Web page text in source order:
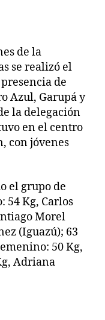
de la
se realizó el
de
Azul, Garupá y
la delegación
en el centro
con jóvenes
el grupo de
54 Kg, Carlos
Morel
(Iguazú); 63
50 Kg,
Adriana